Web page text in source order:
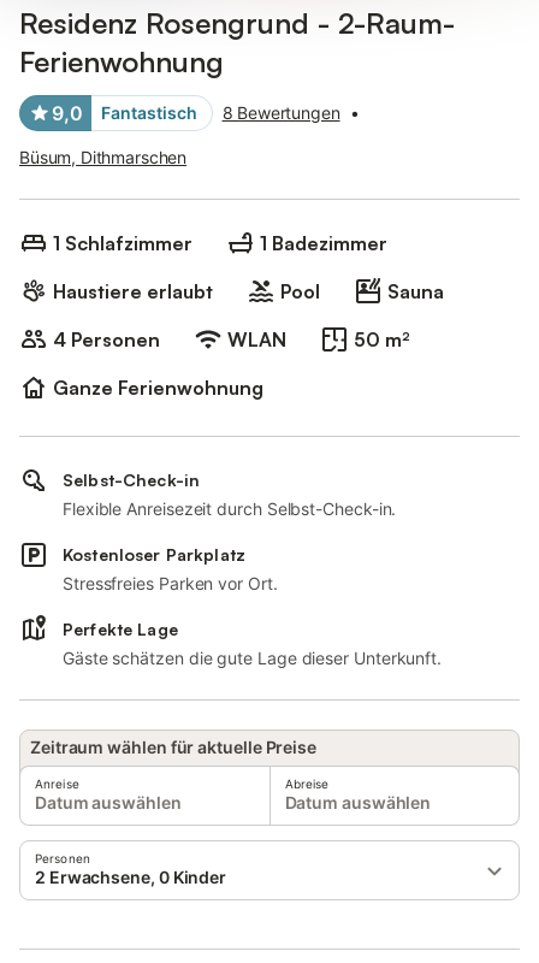
Residenz Rosengrund - 2-Raum-
Ferienwohnung
9,0 Fantastisch 8 Bewertungen •
Büsum, Dithmarschen
1 Schlafzimmer
1 Badezimmer
Haustiere erlaubt
Pool
Sauna
4 Personen
WLAN
50 m²
Ganze Ferienwohnung
Selbst-Check-in
Flexible Anreisezeit durch Selbst-Check-in.
Kostenloser Parkplatz
Stressfreies Parken vor Ort.
Perfekte Lage
Gäste schätzen die gute Lage dieser Unterkunft.
Zeitraum wählen für aktuelle Preise
Anreise
Datum auswählen
Abreise
Datum auswählen
Personen
2 Erwachsene, 0 Kinder